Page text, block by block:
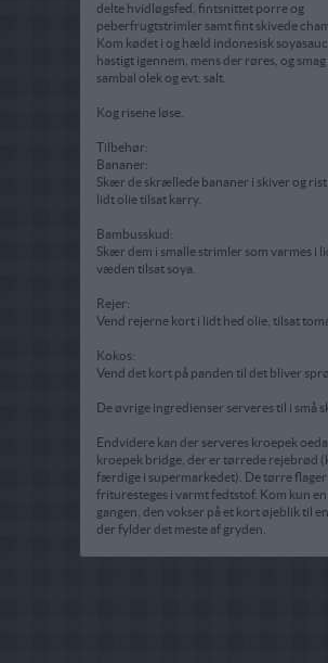
delte hvidløgsfed, fintsnittet porre og
peberfrugtstrimler samt fint skivede
Kom kødet i og hæld indonesisk
hastigt igennem, mens der røres, og smag
sambal olek og evt. salt.
Kog risene løse.
Tilbehør:
Bananer:
Skær de skrællede bananer i skiver og
lidt olie tilsat karry.
Bambusskud:
Skær dem i smalle strimler som varmes i
væden tilsat soya.
Rejer:
Vend rejerne kort i lidt hed olie, tilsat
Kokos:
Vend det kort på panden til det bliver
De øvrige ingredienser serveres til i små
Endvidere kan der serveres kroepek
kroepek bridge, der er tørrede rejebrød
færdige i supermarkedet). De tørre flager
frituresteges i varmt fedtstof. Kom kun en
gangen, den vokser på et kort øjeblik til
der fylder det meste af gryden.